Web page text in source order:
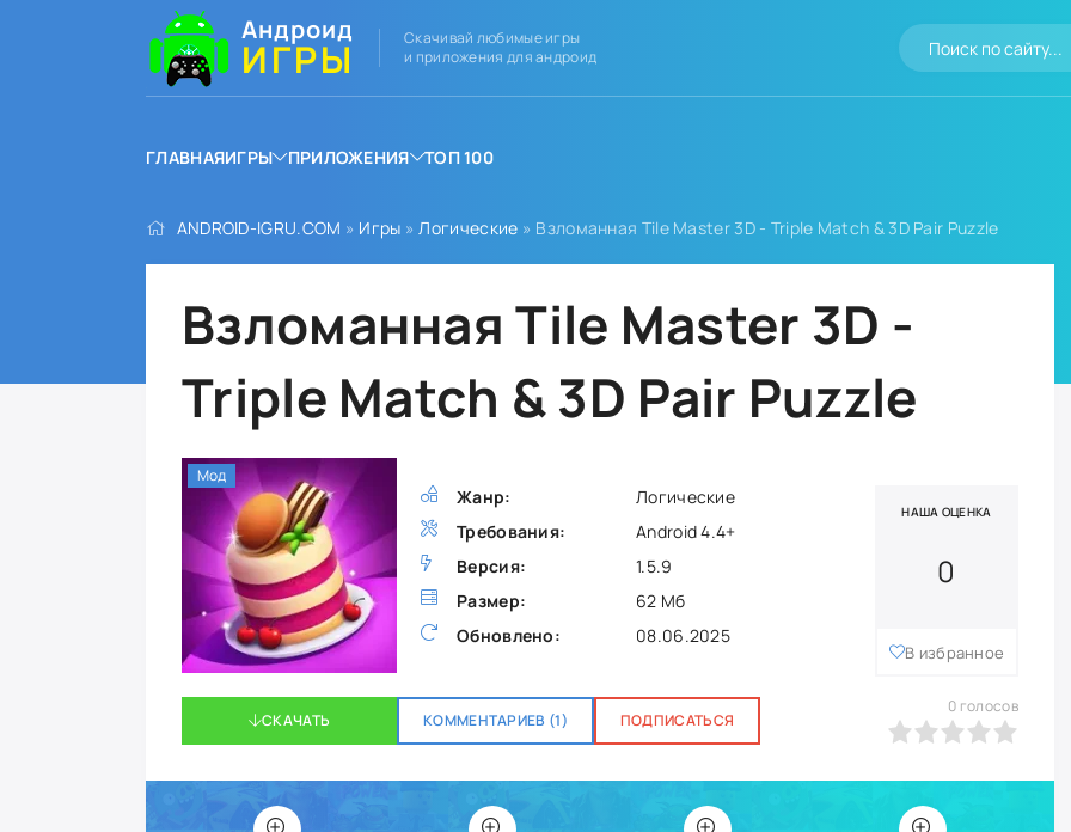
Андроид
ИГРЫ
Скачивай любимые игры
и приложения для андроид
ГЛАВНАЯИГРЫ ПРИЛОЖЕНИЯ ТОП 100
ANDROID-IGRU.COM » Игры »Логические » Взломанная Tile Master 3D - Triple Match & 3D Pair Puzzle
Взломанная Tile Master 3D -
Triple Match & 3D Pair Puzzle
Жанр:
Логические
Требования:
Android 4.4+
Версия:
1.5.9
Размер:
62 Мб
Обновлено:
08.06.2025
НАША ОЦЕНКА
0
В избранное
СКАЧАТЬ КОММЕНТАРИЕВ (1) ПОДПИСАТЬСЯ
0
0 голосов
Мод